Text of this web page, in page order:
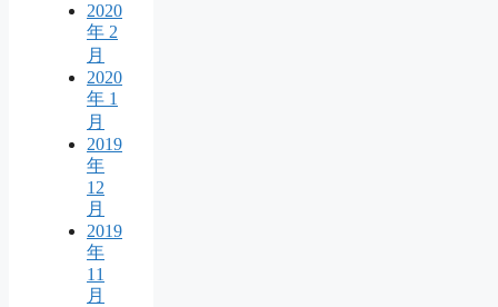
2020
年 2
月
2020
年 1
月
2019
年
12
月
2019
年
11
月